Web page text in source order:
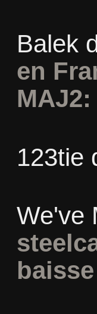
Balek
en
123tie
We've